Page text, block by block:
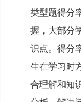
类型题得分
握，大部分
识点。得分
生在学习时
合理解和知